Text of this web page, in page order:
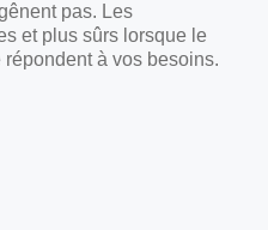
pas. Les
et plus sûrs lorsque le
répondent à vos besoins.